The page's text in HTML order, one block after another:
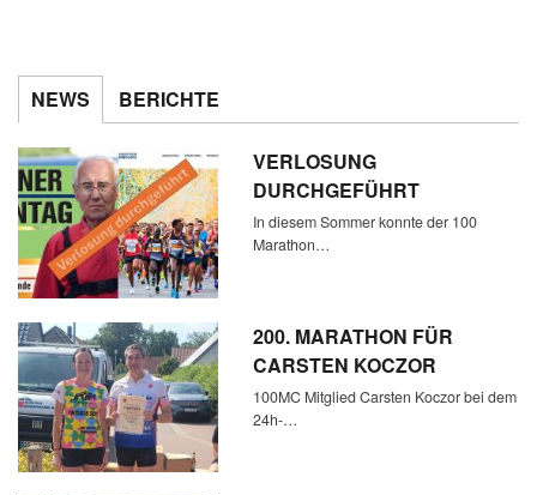
NEWS BERICHTE
VERLOSUNG
DURCHGEFÜHRT
In diesem Sommer konnte der 100
Marathon…
200. MARATHON FÜR
CARSTEN KOCZOR
100MC Mitglied Carsten Koczor bei dem
24h-…